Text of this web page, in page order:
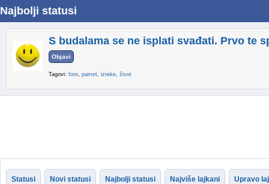
Najbolji statusi
S budalama se ne isplati svađati. Prvo te
Objavi
Tagovi: fore, pamet, izreke, život
Statusi Novi statusi Najbolji statusi Najviše lajkani Upravo